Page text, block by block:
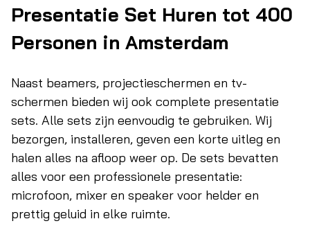
Presentatie Set Huren tot 400
Personen in Amsterdam
Naast beamers, projectieschermen en tv-
schermen bieden wij ook complete presentatie
sets. Alle sets zijn eenvoudig te gebruiken. Wij
bezorgen, installeren, geven een korte uitleg en
halen alles na afloop weer op. De sets bevatten
alles voor een professionele presentatie:
microfoon, mixer en speaker voor helder en
prettig geluid in elke ruimte.